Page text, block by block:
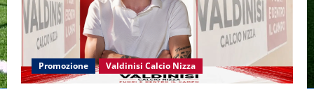
Promozione Valdinisi Calcio Nizza